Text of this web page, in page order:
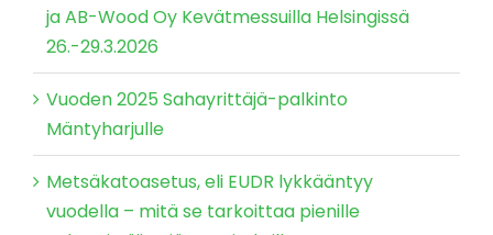
ja AB-Wood Oy Kevätmessuilla Helsingissä
26.-29.3.2026
Vuoden 2025 Sahayrittäjä-palkinto
Mäntyharjulle
Metsäkatoasetus, eli EUDR lykkääntyy
vuodella – mitä se tarkoittaa pienille